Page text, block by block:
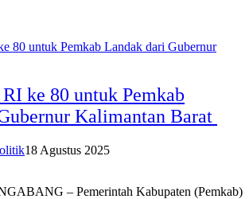
ke 80 untuk Pemkab
Kalimantan Barat
18 Agustus 2025
– Pemerintah Kabupaten (Pemkab)